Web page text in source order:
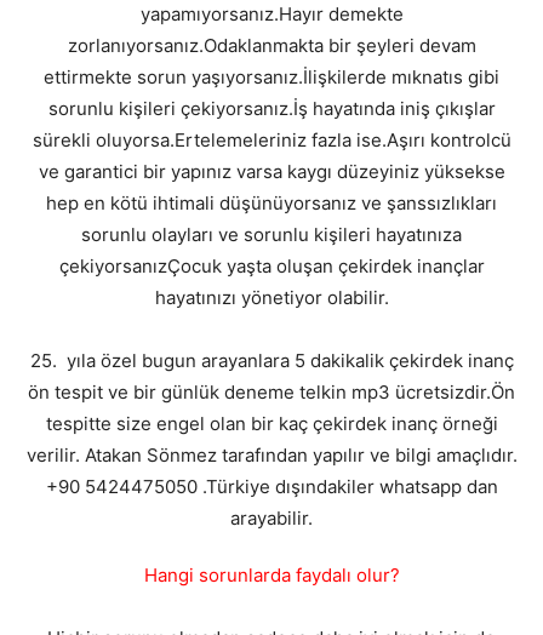
yapamıyorsanız.Hayır demekte
zorlanıyorsanız.Odaklanmakta bir şeyleri devam
ettirmekte sorun yaşıyorsanız.İlişkilerde mıknatıs gibi
sorunlu kişileri çekiyorsanız.İş hayatında iniş çıkışlar
sürekli oluyorsa.Ertelemeleriniz fazla ise.Aşırı kontrolcü
ve garantici bir yapınız varsa kaygı düzeyiniz yüksekse
hep en kötü ihtimali düşünüyorsanız ve şanssızlıkları
sorunlu olayları ve sorunlu kişileri hayatınıza
çekiyorsanızÇocuk yaşta oluşan çekirdek inançlar
hayatınızı yönetiyor olabilir.
25. yıla özel bugun arayanlara 5 dakikalik çekirdek inanç
ön tespit ve bir günlük deneme telkin mp3 ücretsizdir.Ön
tespitte size engel olan bir kaç çekirdek inanç örneği
verilir. Atakan Sönmez tarafından yapılır ve bilgi amaçlıdır.
+90 5424475050 .Türkiye dışındakiler whatsapp dan
arayabilir.
Hangi sorunlarda faydalı olur?